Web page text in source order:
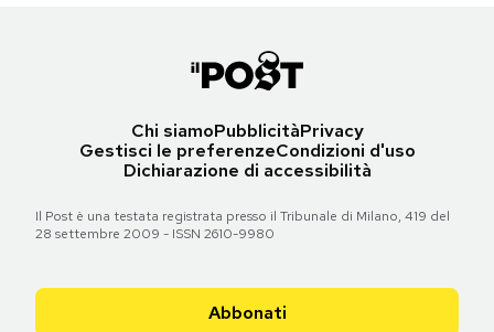
Chi siamoPubblicitàPrivacy
Gestisci le preferenzeCondizioni d'uso
Dichiarazione di accessibilità
Il Post è una testata registrata presso il Tribunale di Milano, 419 del
28 settembre 2009 - ISSN 2610-9980
Abbonati